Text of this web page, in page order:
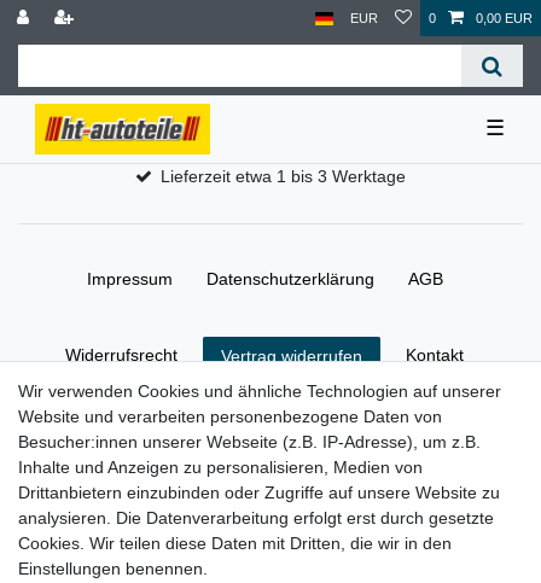
EUR 0 0,00 EUR
☰
Lieferzeit etwa 1 bis 3 Werktage
Wir verwenden Cookies und ähnliche Technologien auf unserer
Website und verarbeiten personenbezogene Daten von
Besucher:innen unserer Webseite (z.B. IP-Adresse), um z.B.
Inhalte und Anzeigen zu personalisieren, Medien von
Drittanbietern einzubinden oder Zugriffe auf unsere Website zu
analysieren. Die Datenverarbeitung erfolgt erst durch gesetzte
Cookies. Wir teilen diese Daten mit Dritten, die wir in den
Einstellungen benennen.
Impressum Daten­schutz­erklärung AGB
Widerrufs­recht Vertrag widerrufen Kontakt
© Copyright 2026 | Alle Rechte vorbehalten.